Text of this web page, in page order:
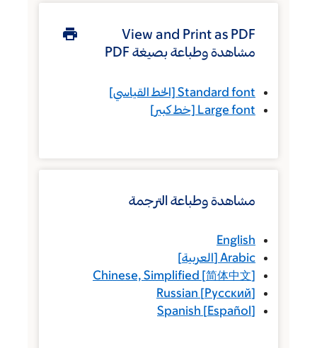
View and Print as PDF
مشاهدة وطباعة بصيغة PDF
Standard font[الخط القياسي]
Large font[خط كبير]
مشاهدة وطباعة الترجمة
English
Arabic
[العربية]
Chinese, Simplified[简体中文 ]
Russian[Русский ]
Spanish[Español ]